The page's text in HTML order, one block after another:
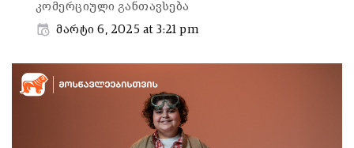
კომერციული განთავსება
მარტი 6, 2025 at 3:21 pm